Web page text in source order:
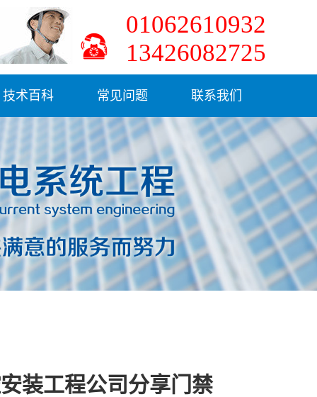
01062610932
13426082725
技术百科 常见问题 联系我们
装工程公司分享门禁